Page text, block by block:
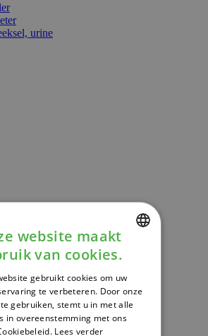
urine
DUTCH
FRENCH
ENGLISH
website maakt
van cookies.
gebruikt cookies om uw
te verbeteren. Door onze
gebruiken, stemt u in met alle
in overeenstemming met ons
Lees verder